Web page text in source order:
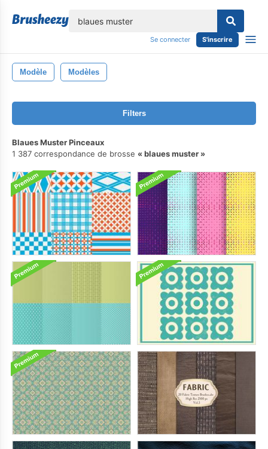
Se connecter S'inscrire
Modèle Modèles
Filters
Blaues Muster Pinceaux
1 387 correspondance de brosse
blaues muster